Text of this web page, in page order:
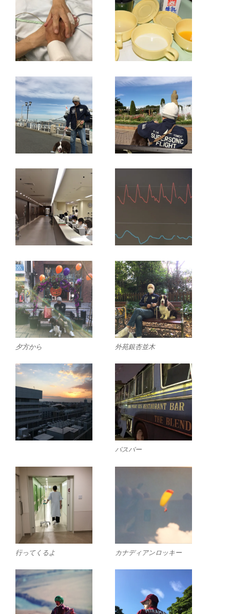
夕方から 外苑銀杏並木
バスバー
行ってくるよ カナディアンロッキー